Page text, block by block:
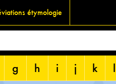
étymologie
g h i j k l